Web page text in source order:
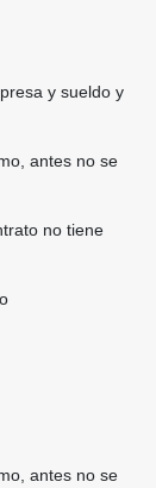
y sueldo y
antes no se
no tiene
antes no se